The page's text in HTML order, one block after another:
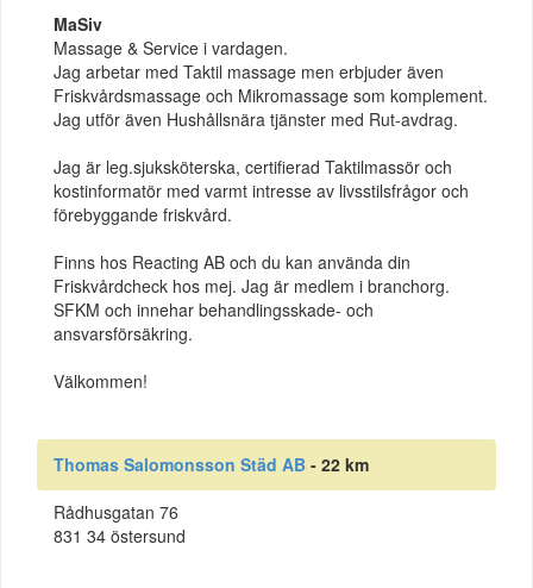
MaSiv
Massage & Service i vardagen.
Jag arbetar med Taktil massage men erbjuder även
Friskvårdsmassage och Mikromassage som komplement.
Jag utför även Hushållsnära tjänster med Rut-avdrag.
Jag är leg.sjuksköterska, certifierad Taktilmassör och
kostinformatör med varmt intresse av livsstilsfrågor och
förebyggande friskvård.
Finns hos Reacting AB och du kan använda din
Friskvårdcheck hos mej. Jag är medlem i branchorg.
SFKM och innehar behandlingsskade- och
ansvarsförsäkring.
Välkommen!
Thomas Salomonsson Städ AB - 22 km
Rådhusgatan 76
831 34 östersund